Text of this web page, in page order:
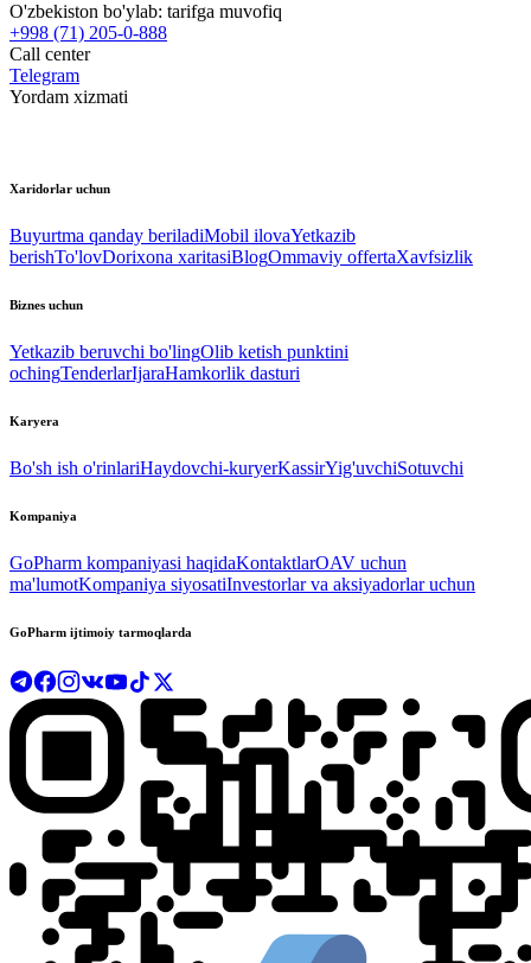
O'zbekiston bo'ylab: tarifga muvofiq
+998 (71) 205-0-888
Call center
Telegram
Yordam xizmati
Xaridorlar uchun
Buyurtma qanday beriladiMobil ilovaYetkazib
berishTo'lovDorixona xaritasiBlogOmmaviy offertaXavfsizlik
Biznes uchun
Yetkazib beruvchi bo'lingOlib ketish punktini
ochingTenderlarIjaraHamkorlik dasturi
Karyera
Bo'sh ish o'rinlariHaydovchi-kuryerKassirYig'uvchiSotuvchi
Kompaniya
GoPharm kompaniyasi haqidaKontaktlarOAV uchun
ma'lumotKompaniya siyosatiInvestorlar va aksiyadorlar uchun
GoPharm ijtimoiy tarmoqlarda